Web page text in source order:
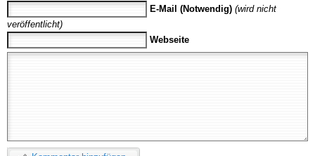
E-Mail (Notwendig) (wird nicht
veröffentlicht)
Webseite